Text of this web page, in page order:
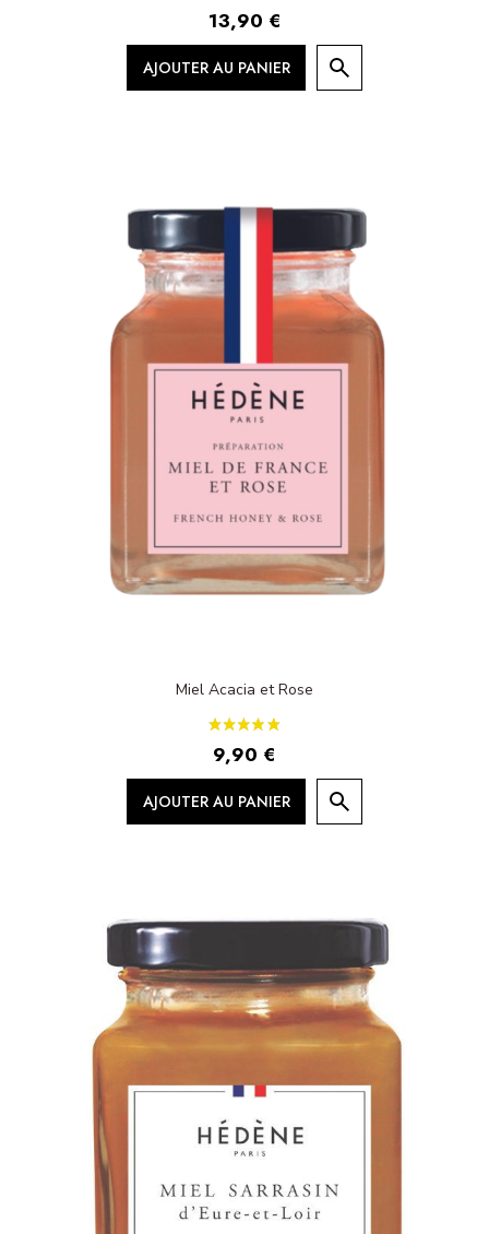
13,90 €
AJOUTER AU PANIER
Miel Acacia et Rose
9,90 €
AJOUTER AU PANIER